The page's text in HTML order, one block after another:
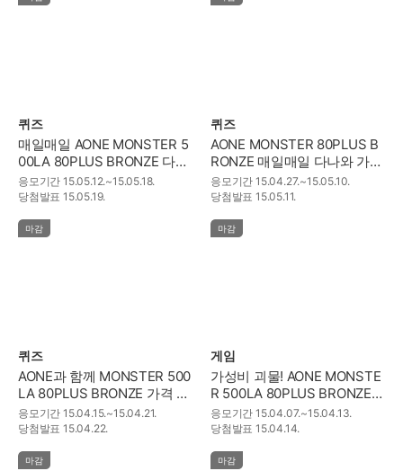
퀴즈
매일매일 AONE MONSTER 5
00LA 80PLUS BRONZE 다나
와 퀴즈 이벤트~!
응모기간 15.05.12.~15.05.18.
당첨발표 15.05.19.
퀴즈
AONE MONSTER 80PLUS B
RONZE 매일매일 다나와 가격
을 맞히자~!
응모기간 15.04.27.~15.05.10.
당첨발표 15.05.11.
마감
퀴즈
AONE과 함께 MONSTER 500
LA 80PLUS BRONZE 가격 합
산 이벤트!
응모기간 15.04.15.~15.04.21.
당첨발표 15.04.22.
마감
게임
가성비 괴물! AONE MONSTE
R 500LA 80PLUS BRONZE
룰렛 이벤트~!
응모기간 15.04.07.~15.04.13.
당첨발표 15.04.14.
마감 마감